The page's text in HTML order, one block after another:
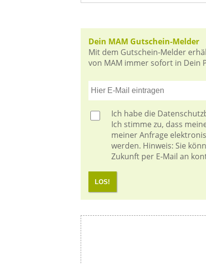
Dein MAM Gutschein-Melder
Mit dem Gutschein-Melder
von MAM immer sofort in Dein
Ich habe die
Ich stimme zu, dass
meiner Anfrage
werden. Hinweis: Sie
Zukunft per E-Mail an
LOS!